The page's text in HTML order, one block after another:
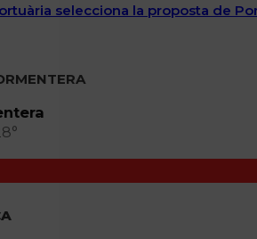
selecciona la proposta de